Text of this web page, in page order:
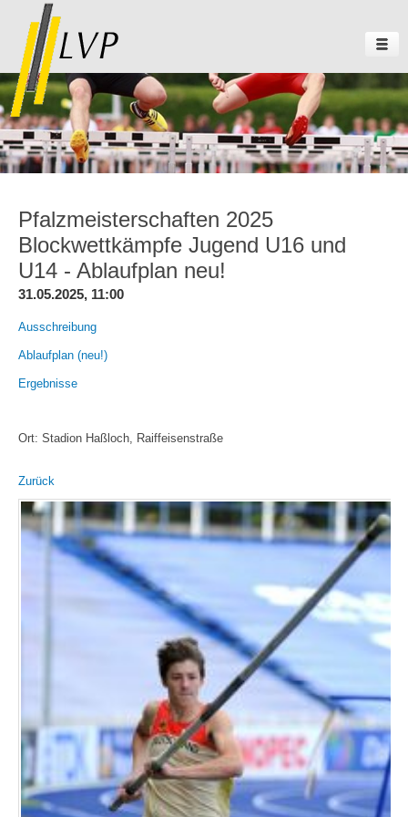
Pfalzmeisterschaften 2025
Blockwettkämpfe Jugend U16 und
U14 - Ablaufplan neu!
31.05.2025, 11:00
Ausschreibung
Ablaufplan (neu!)
Ergebnisse
Ort: Stadion Haßloch, Raiffeisenstraße
Zurück